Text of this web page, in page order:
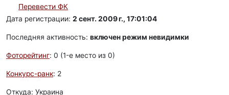
Перевести ФК
Дата регистрации: 2 сент. 2009 г., 17:01:04
Последняя активность: включен режим невидимки
Фоторейтинг: 0 (1-e место из 0)
Конкурс-ранк: 2
Откуда: Украина